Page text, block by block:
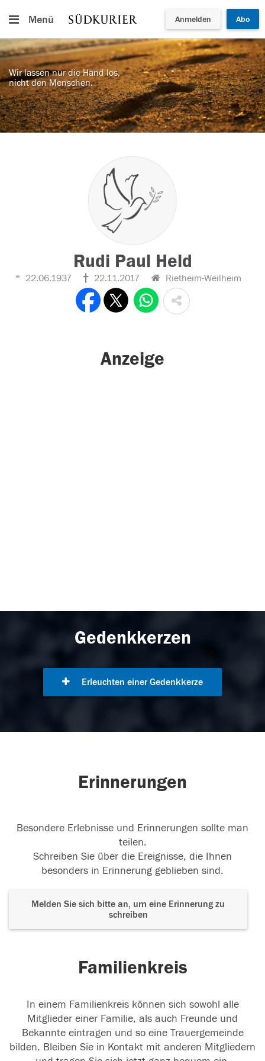
Menü Anmelden Abo
Wir lassen nur die Hand los,
nicht den Menschen.
Rudi Paul Held
22.06.1937 22.11.2017 Rietheim-Weilheim
Anzeige
Gedenkkerzen
Erleuchten einer Gedenkkerze
Erinnerungen
Besondere Erlebnisse und Erinnerungen sollte man
teilen.
Schreiben Sie über die Ereignisse, die Ihnen
besonders in Erinnerung geblieben sind.
Melden Sie sich bitte an, um eine Erinnerung zu
schreiben
Familienkreis
In einem Familienkreis können sich sowohl alle
Mitglieder einer Familie, als auch Freunde und
Bekannte eintragen und so eine Trauergemeinde
bilden. Bleiben Sie in Kontakt mit anderen Mitgliedern